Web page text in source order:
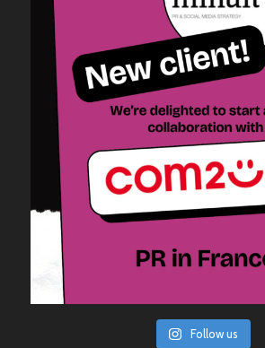
Follow us